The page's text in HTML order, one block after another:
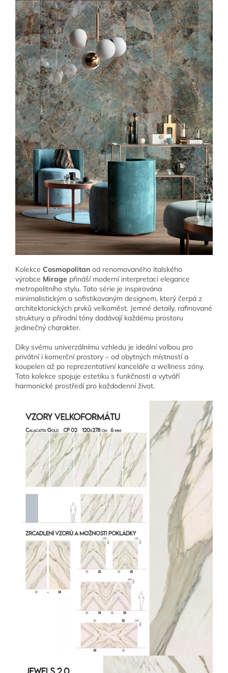
Kolekce Cosmopolitan od renomovaného italského
výrobce Mirage přináší moderní interpretaci elegance
metropolitního stylu. Tato série je inspirována
minimalistickým a sofistikovaným designem, který čerpá z
architektonických prvků velkoměst. Jemné detaily, rafinované
struktury a přírodní tóny dodávají každému prostoru
jedinečný charakter.
Díky svému univerzálnímu vzhledu je ideální volbou pro
privátní i komerční prostory – od obytných místností a
koupelen až po reprezentativní kanceláře a wellness zóny.
Tato kolekce spojuje estetiku s funkčností a vytváří
harmonické prostředí pro každodenní život.